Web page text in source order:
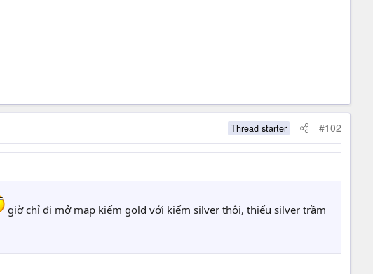
Thread starter #102
giờ chỉ đi mở map kiếm gold với kiếm silver thôi, thiếu silver trầm